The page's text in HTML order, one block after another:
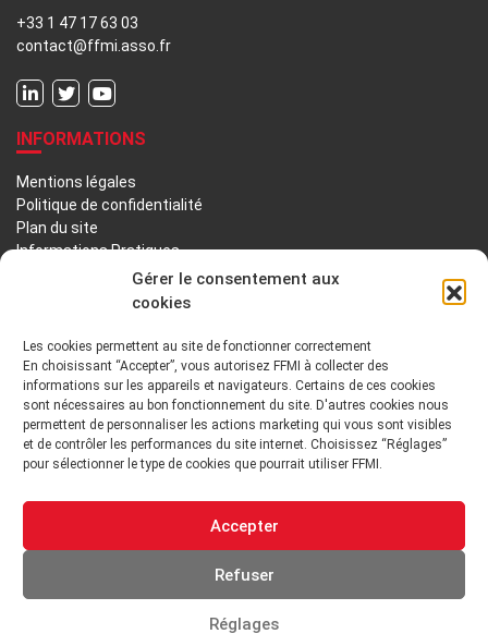
Gérer le consentement aux
cookies
Les cookies permettent au site de fonctionner correctement
En choisissant “Accepter”, vous autorisez FFMI à collecter des
informations sur les appareils et navigateurs. Certains de ces cookies
sont nécessaires au bon fonctionnement du site. D'autres cookies nous
permettent de personnaliser les actions marketing qui vous sont visibles
et de contrôler les performances du site internet. Choisissez “Réglages”
pour sélectionner le type de cookies que pourrait utiliser FFMI.
Accepter
Refuser
Réglages
+33 1 47 17 63 03
contact@ffmi.asso.fr
INFORMATIONS
Mentions légales
Politique de confidentialité
Plan du site
Informations Pratiques
PRÉSENTATION NOTRE HISTOIRE
DÉONTOLOGIE PRINCIPES ORIENTATIONS
GOUVERNANCE
ENVIRONNEMENT TECHNIQUE ET INSTITUTIONNEL